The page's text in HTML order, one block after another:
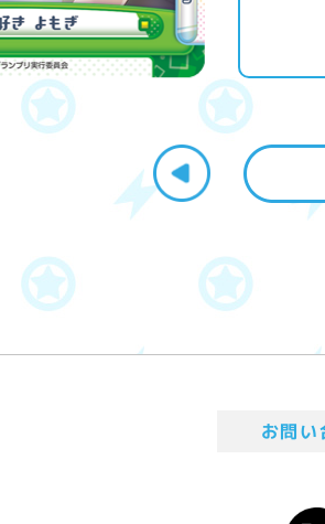
お問い